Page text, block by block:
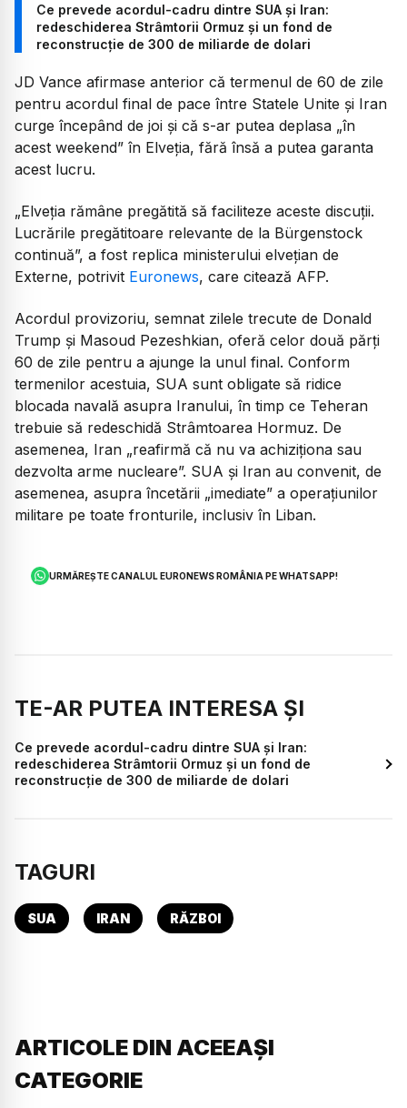
Ce prevede acordul-cadru dintre SUA și Iran:
redeschiderea Strâmtorii Ormuz și un fond de
reconstrucție de 300 de miliarde de dolari
JD Vance afirmase anterior că termenul de 60 de zile
pentru acordul final de pace între Statele Unite și Iran
curge începând de joi și că s-ar putea deplasa „în
acest weekend” în Elveția, fără însă a putea garanta
acest lucru.
„Elveția rămâne pregătită să faciliteze aceste discuții.
Lucrările pregătitoare relevante de la Bürgenstock
continuă”, a fost replica ministerului elvețian de
Externe, potrivit Euronews, care citează AFP.
Acordul provizoriu, semnat zilele trecute de Donald
Trump și Masoud Pezeshkian, oferă celor două părți
60 de zile pentru a ajunge la unul final. Conform
termenilor acestuia, SUA sunt obligate să ridice
blocada navală asupra Iranului, în timp ce Teheran
trebuie să redeschidă Strâmtoarea Hormuz. De
asemenea, Iran „reafirmă că nu va achiziționa sau
dezvolta arme nucleare”. SUA și Iran au convenit, de
asemenea, asupra încetării „imediate” a operațiunilor
militare pe toate fronturile, inclusiv în Liban.
URMĂREȘTE CANALUL EURONEWS ROMÂNIA PE WHATSAPP!
TE-AR PUTEA INTERESA ȘI
Ce prevede acordul-cadru dintre SUA și Iran:
redeschiderea Strâmtorii Ormuz și un fond de
reconstrucție de 300 de miliarde de dolari
TAGURI
SUA IRAN RĂZBOI
ARTICOLE DIN ACEEAȘI
CATEGORIE